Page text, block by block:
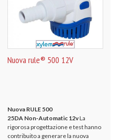
Nuova rule® 500 12V
Nuova RULE 500
25DA Non-Automatic 12vLa
rigorosa progettazione e test hanno
contribuito a generare la nuova